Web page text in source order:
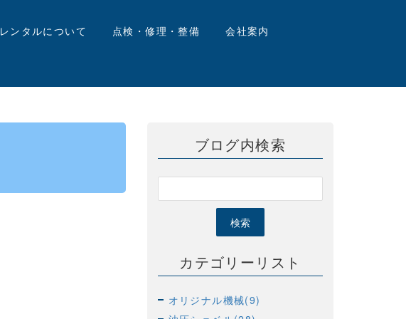
レンタルについて 点検・修理・整備
会社案内
ブログ内検索
カテゴリーリスト
オリジナル機械(9)